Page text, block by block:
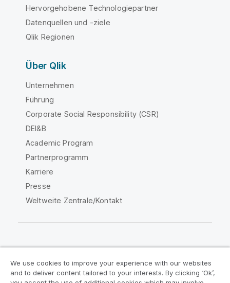
Hervorgehobene Technologiepartner
Datenquellen und -ziele
Qlik Regionen
Über Qlik
Unternehmen
Führung
Corporate Social Responsibility (CSR)
DEI&B
Academic Program
Partnerprogramm
Karriere
Presse
Weltweite Zentrale/Kontakt
Rechtliche Vereinbarungen
We use cookies to improve your experience with our websites
and to deliver content tailored to your interests. By clicking ‘Ok’,